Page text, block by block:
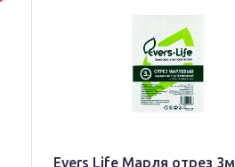
Evers Life Марля отрез 3м